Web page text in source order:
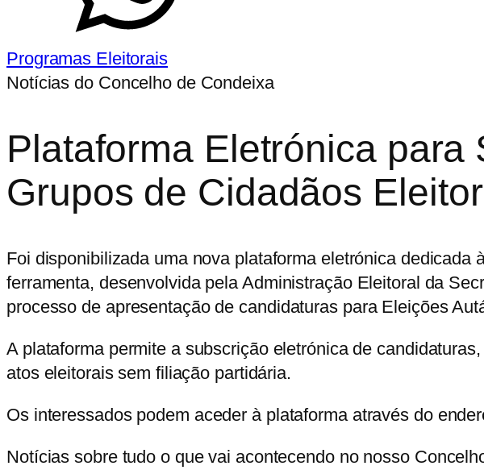
Programas Eleitorais
Notícias do Concelho de Condeixa
Plataforma Eletrónica
Grupos de Cidadãos
Foi disponibilizada uma nova plataforma eletrónica
ferramenta, desenvolvida pela Administração Eleitoral da
processo de apresentação de candidaturas para Eleições
A plataforma permite a subscrição eletrónica de
atos eleitorais sem filiação partidária.
Os interessados podem aceder à plataforma através do
Notícias sobre tudo o que vai acontecendo no nosso